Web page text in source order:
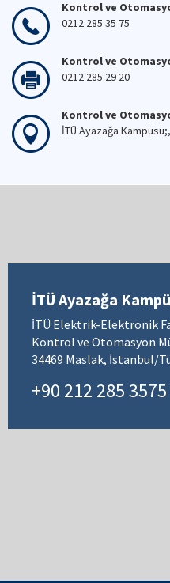
Kontrol ve
0212 285 35 75
Kontrol ve
0212 285 29 20
Kontrol ve
İTÜ Ayazağa
İTÜ Ayazağa
İTÜ Elektrik-Elektronik
Kontrol ve Otomasyon
34469 Maslak, İstanbul/
+90 212 285 3575